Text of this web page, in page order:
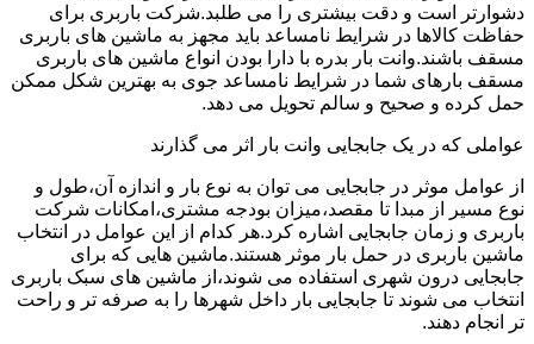
دشوارتر است و دقت بیشتری را می طلبد.شرکت باربری برای
حفاظت کالاها در شرایط نامساعد باید مجهز به ماشین های باربری
مسقف باشند.وانت بار بدره با دارا بودن انواع ماشین های باربری
مسقف بارهای شما در شرایط نامساعد جوی به بهترین شکل ممکن
حمل کرده و صحیح و سالم تحویل می دهد.
عواملی که در یک جابجایی وانت بار اثر می گذارند
از عوامل موثر در جابجایی می توان به نوع بار و اندازه آن،طول و
نوع مسیر از مبدا تا مقصد،میزان بودجه مشتری،امکانات شرکت
باربری و زمان جابجایی اشاره کرد.هر کدام از این عوامل در انتخاب
ماشین باربری در حمل بار موثر هستند.ماشین هایی که برای
جابجایی درون شهری استفاده می شوند،از ماشین های سبک باربری
انتخاب می شوند تا جابجایی بار داخل شهرها را به صرفه تر و راحت
تر انجام دهند.